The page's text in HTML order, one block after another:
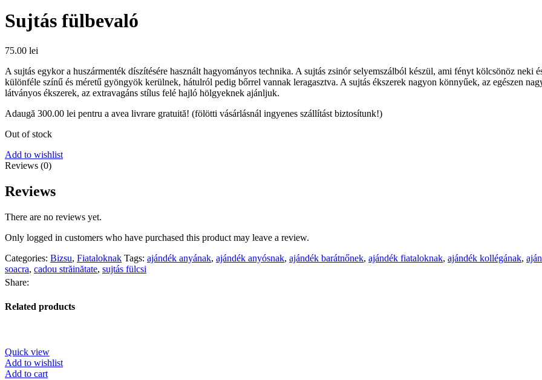
Sujtás fülbevaló
75.00 lei
A sujtás egykor a huszármenték díszítésére használt hagyományos technika. A sujtás zsinór selyemszálból készül, ami fényt kölcsönöz neki
különféle színű és méretű gyöngyök kerülnek, hátulról pedig bőrrel vannak leragasztva. A sujtás ékszerek nagyon könnyűek, az egészen
látványos ékszerek, az extravagáns stílus felé hajló hölgyeknek ajánljuk.
Adaugă 300.00 lei pentru a avea livrare gratuită! (fölötti vásárlásnál ingyenes szállítást biztosítunk!)
Out of stock
Add to wishlist
Reviews (0)
Reviews
There are no reviews yet.
Only logged in customers who have purchased this product may leave a review.
Categories: Bizsu, Fiataloknak Tags: ajándék anyának, ajándék anyósnak, ajándék barátnőnek, ajándék fiataloknak, ajándék kollégának,
soacra, cadou străinătate, sujtás fülcsi
Share:
Related products
Quick view
Add to wishlist
Add to cart